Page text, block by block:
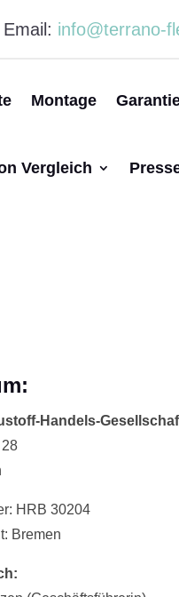
Email: info@terrano-
Montage
Vergleich
Handels-
HRB 30204
Bremen